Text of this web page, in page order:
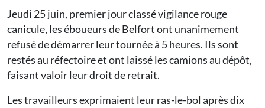
Jeudi 25 juin, premier jour classé vigilance rouge
canicule, les éboueurs de Belfort ont unanimement
refusé de démarrer leur tournée à 5 heures. Ils sont
restés au réfectoire et ont laissé les camions au dépôt,
faisant valoir leur droit de retrait.
Les travailleurs exprimaient leur ras-le-bol après dix